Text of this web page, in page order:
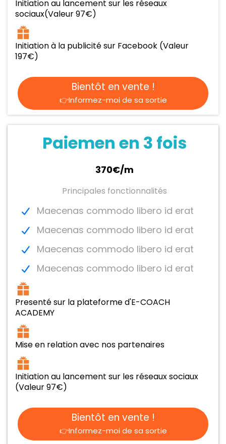
Initiation au lancement sur les réseaux
sociaux(Valeur 97€)
Initiation à la publicité sur Facebook (Valeur
197€)
Bientôt en vente !
👉Informez-moi de sa sortie
Paiemen en 3 fois
370€/m
Principales fonctionnalités
Maecenas commodo libero id erat
Maecenas commodo libero id erat
Maecenas commodo libero id erat
Maecenas commodo libero id erat
Presenté sur la plateforme d'E-COACH
ACADEMY
Mise en relation avec nos partenaires
Initiation au lancement sur les réseaux sociaux
(Valeur 97€)
Bientôt en vente !
👉Informez-moi de sa sortie